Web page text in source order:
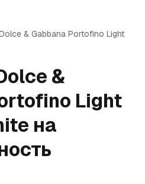
& Gabbana Portofino Light
&
Light
на